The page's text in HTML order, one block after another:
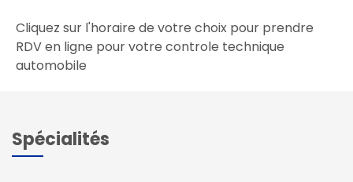
Cliquez sur l'horaire de votre choix pour prendre
RDV en ligne pour votre controle technique
automobile
Spécialités